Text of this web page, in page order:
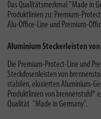
Das Qualitätsmerkmal "Made in
Produktlinien zu: Premium-
Alu-Office-Line und Premium-
Aluminium Steckerleisten
Die Premium-Protect-Line und
Steckdosenleisten von
stabilen, eloxierten Aluminium-
Produktlinien von brennenstuhl®
Qualität "Made in Germany".